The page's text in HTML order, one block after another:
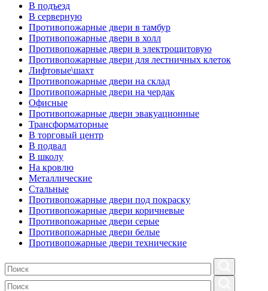
В подъезд
В серверную
Противопожарные двери в тамбур
Противопожарные двери в холл
Противопожарные двери в электрощитовую
Противопожарные двери для лестничных клеток
Лифтовые\шахт
Противопожарные двери на склад
Противопожарные двери на чердак
Офисные
Противопожарные двери эвакуационные
Трансформаторные
В торговый центр
В подвал
В школу
На кровлю
Металлические
Стальные
Противопожарные двери под покраску
Противопожарные двери коричневые
Противопожарные двери серые
Противопожарные двери белые
Противопожарные двери технические